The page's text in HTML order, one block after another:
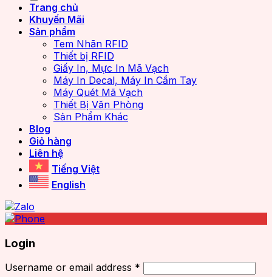
Trang chủ
Khuyến Mãi
Sản phẩm
Tem Nhãn RFID
Thiết bị RFID
Giấy In, Mực In Mã Vạch
Máy In Decal, Máy In Cầm Tay
Máy Quét Mã Vạch
Thiết Bị Văn Phòng
Sản Phẩm Khác
Blog
Giỏ hàng
Liên hệ
Tiếng Việt
English
Login
Username or email address *